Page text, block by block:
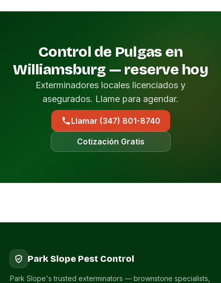
Control de Pulgas en
Williamsburg — reserve hoy
Exterminadores locales licenciados y
asegurados. Llame para agendar.
Llamar (347) 801-8740
Cotización Gratis
Park Slope Pest Control
Park Slope's trusted exterminators — brownstone specialists,